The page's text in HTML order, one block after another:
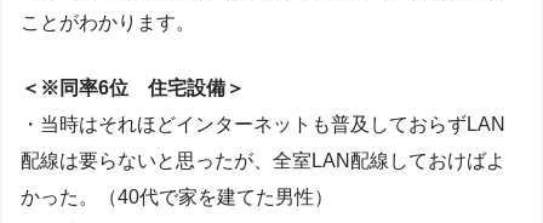
ことがわかります。
＜※同率6位 住宅設備＞
・当時はそれほどインターネットも普及しておらずLAN
配線は要らないと思ったが、全室LAN配線しておけばよ
かった。（40代で家を建てた男性）